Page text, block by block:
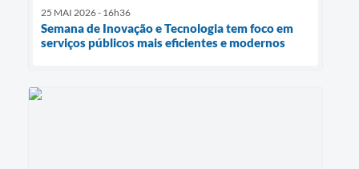
25 MAI 2026 - 16h36
Semana de Inovação e Tecnologia tem foco em
serviços públicos mais eficientes e modernos